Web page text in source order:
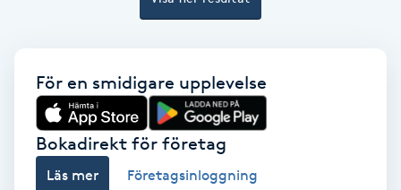
Enzympeeling
Extensions
För en smidigare upplevelse
Bokadirekt för företag
Läs mer Företagsinloggning